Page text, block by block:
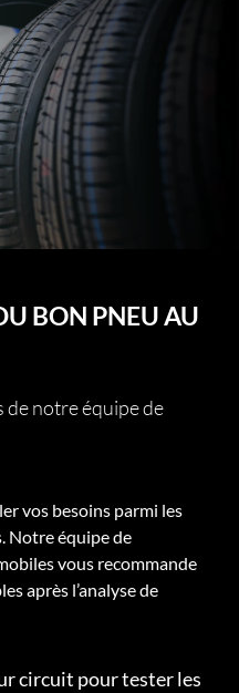
BON PNEU AU
de notre équipe de
vos besoins parmi les
Notre équipe de
vous recommande
après l’analyse de
circuit pour tester les